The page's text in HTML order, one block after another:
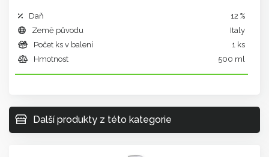
Daň
12 %
Země původu
Italy
Počet ks v balení
1 ks
Hmotnost
500 ml
Další produkty z této kategorie